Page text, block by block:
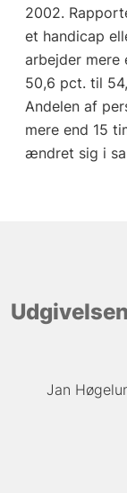
2002.
et handicap
arbejder mere
50,6 pct. til
Andelen af
mere end 15
ændret sig i
Jan